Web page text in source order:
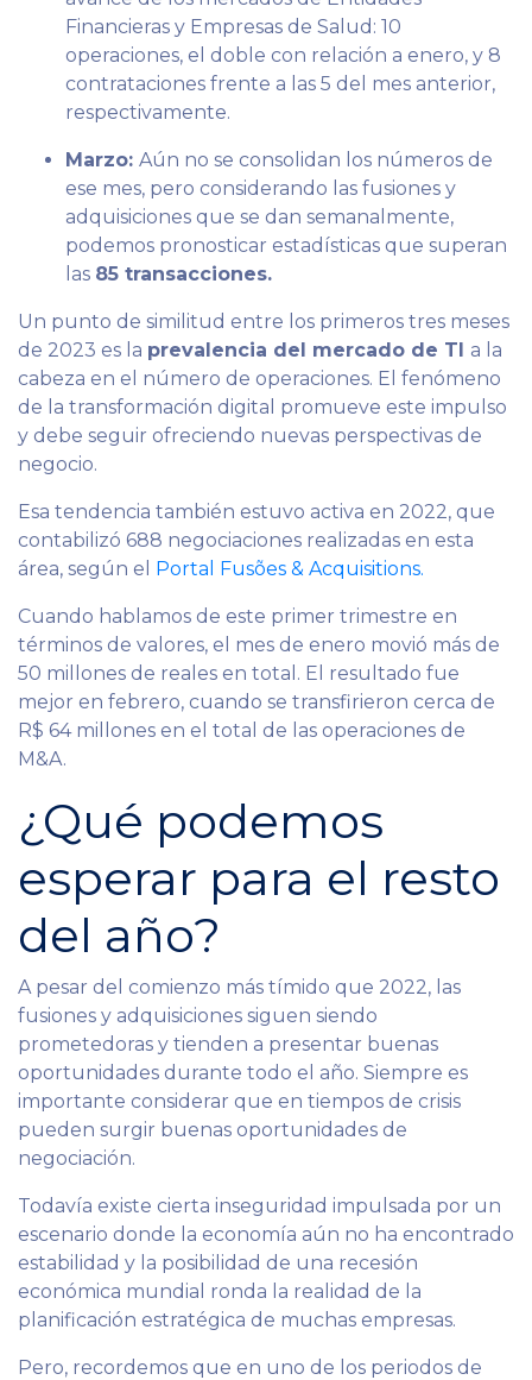
Financieras y Empresas de Salud: 10
operaciones, el doble con relación a enero, y 8
contrataciones frente a las 5 del mes anterior,
respectivamente.
Marzo: Aún no se consolidan los números de
ese mes, pero considerando las fusiones y
adquisiciones que se dan semanalmente,
podemos pronosticar estadísticas que superan
las 85 transacciones.
Un punto de similitud entre los primeros tres meses
de 2023 es la prevalencia del mercado de TI a la
cabeza en el número de operaciones. El fenómeno
de la transformación digital promueve este impulso
y debe seguir ofreciendo nuevas perspectivas de
negocio.
Esa tendencia también estuvo activa en 2022, que
contabilizó 688 negociaciones realizadas en esta
área, según el Portal Fusões & Acquisitions.
Cuando hablamos de este primer trimestre en
términos de valores, el mes de enero movió más de
50 millones de reales en total. El resultado fue
mejor en febrero, cuando se transfirieron cerca de
R$ 64 millones en el total de las operaciones de
M&A.
¿Qué podemos
esperar para el resto
del año?
A pesar del comienzo más tímido que 2022, las
fusiones y adquisiciones siguen siendo
prometedoras y tienden a presentar buenas
oportunidades durante todo el año. Siempre es
importante considerar que en tiempos de crisis
pueden surgir buenas oportunidades de
negociación.
Todavía existe cierta inseguridad impulsada por un
escenario donde la economía aún no ha encontrado
estabilidad y la posibilidad de una recesión
económica mundial ronda la realidad de la
planificación estratégica de muchas empresas.
Pero, recordemos que en uno de los periodos de